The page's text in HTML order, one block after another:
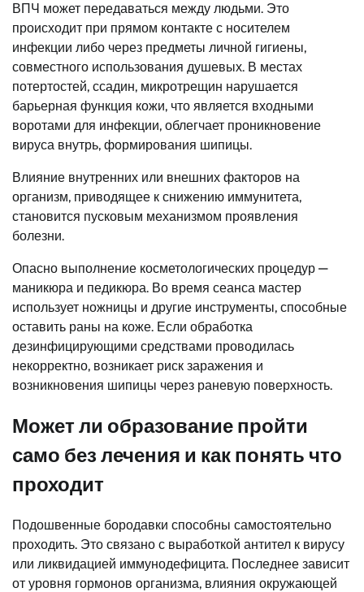
ВПЧ может передаваться между людьми. Это
происходит при прямом контакте с носителем
инфекции либо через предметы личной гигиены,
совместного использования душевых. В местах
потертостей, ссадин, микротрещин нарушается
барьерная функция кожи, что является входными
воротами для инфекции, облегчает проникновение
вируса внутрь, формирования шипицы.
Влияние внутренних или внешних факторов на
организм, приводящее к снижению иммунитета,
становится пусковым механизмом проявления
болезни.
Опасно выполнение косметологических процедур —
маникюра и педикюра. Во время сеанса мастер
использует ножницы и другие инструменты, способные
оставить раны на коже. Если обработка
дезинфицирующими средствами проводилась
некорректно, возникает риск заражения и
возникновения шипицы через раневую поверхность.
Может ли образование пройти
само без лечения и как понять что
проходит
Подошвенные бородавки способны самостоятельно
проходить. Это связано с выработкой антител к вирусу
или ликвидацией иммунодефицита. Последнее зависит
от уровня гормонов организма, влияния окружающей